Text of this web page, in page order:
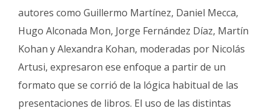
autores como Guillermo Martínez, Daniel Mecca,
Hugo Alconada Mon, Jorge Fernández Díaz, Martín
Kohan y Alexandra Kohan, moderadas por Nicolás
Artusi, expresaron ese enfoque a partir de un
formato que se corrió de la lógica habitual de las
presentaciones de libros. El uso de las distintas